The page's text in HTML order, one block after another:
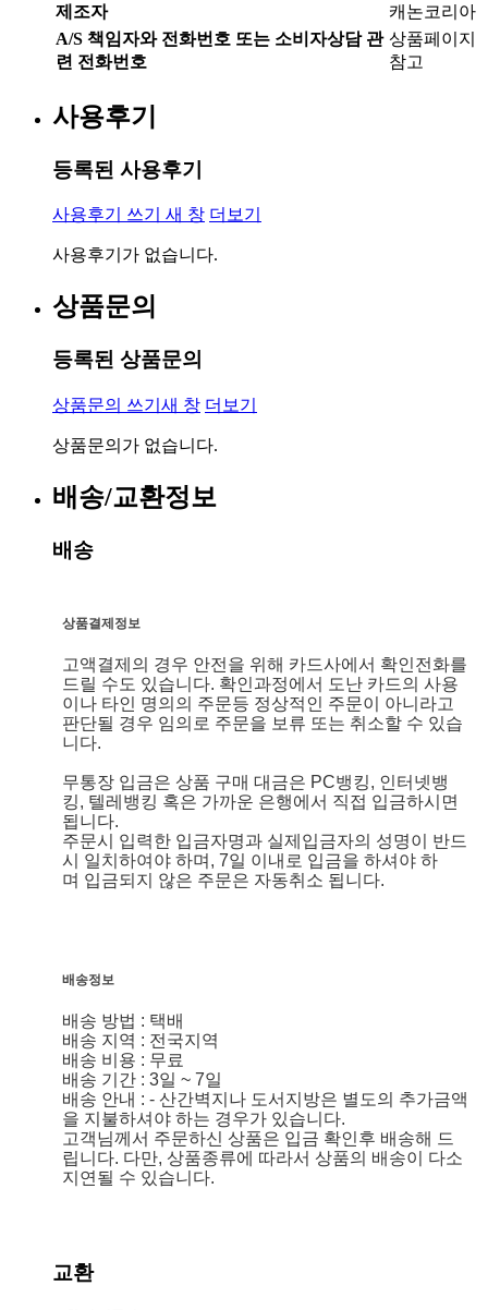
제조자
캐논코리아
A/S 책임자와 전화번호 또는 소비자상담 관
련 전화번호
상품페이지
참고
사용후기
등록된 사용후기
사용후기 쓰기 새 창 더보기
사용후기가 없습니다.
상품문의
등록된 상품문의
상품문의 쓰기 새 창 더보기
상품문의가 없습니다.
배송/교환정보
배송
상품결제정보
고액결제의 경우 안전을 위해 카드사에서 확인전화를
드릴 수도 있습니다. 확인과정에서 도난 카드의 사용
이나 타인 명의의 주문등 정상적인 주문이 아니라고
판단될 경우 임의로 주문을 보류 또는 취소할 수 있습
니다.
무통장 입금은 상품 구매 대금은 PC뱅킹, 인터넷뱅
킹, 텔레뱅킹 혹은 가까운 은행에서 직접 입금하시면
됩니다.
주문시 입력한 입금자명과 실제입금자의 성명이 반드
시 일치하여야 하며, 7일 이내로 입금을 하셔야 하
며 입금되지 않은 주문은 자동취소 됩니다.
배송정보
배송 방법 : 택배
배송 지역 : 전국지역
배송 비용 : 무료
배송 기간 : 3일 ~ 7일
배송 안내 : - 산간벽지나 도서지방은 별도의 추가금액
을 지불하셔야 하는 경우가 있습니다.
고객님께서 주문하신 상품은 입금 확인후 배송해 드
립니다. 다만, 상품종류에 따라서 상품의 배송이 다소
지연될 수 있습니다.
교환